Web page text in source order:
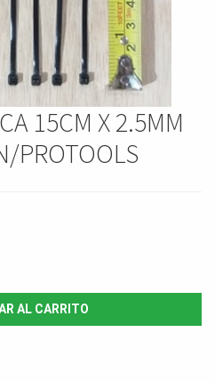
15CM X 2.5MM
PROTOOLS
AL CARRITO